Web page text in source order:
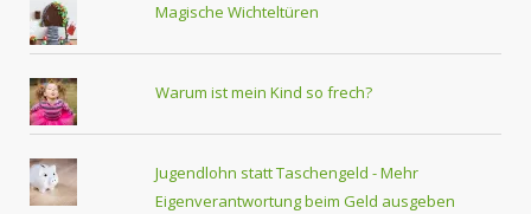
Magische Wichteltüren
Warum ist mein Kind so frech?
Jugendlohn statt Taschengeld - Mehr
Eigenverantwortung beim Geld ausgeben